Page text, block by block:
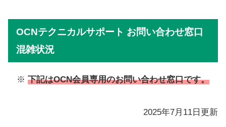
OCNテクニカルサポート お問い合わせ窓口
混雑状況
※ 下記はOCN会員専用のお問い合わせ窓口です。
2025年7月11日更新